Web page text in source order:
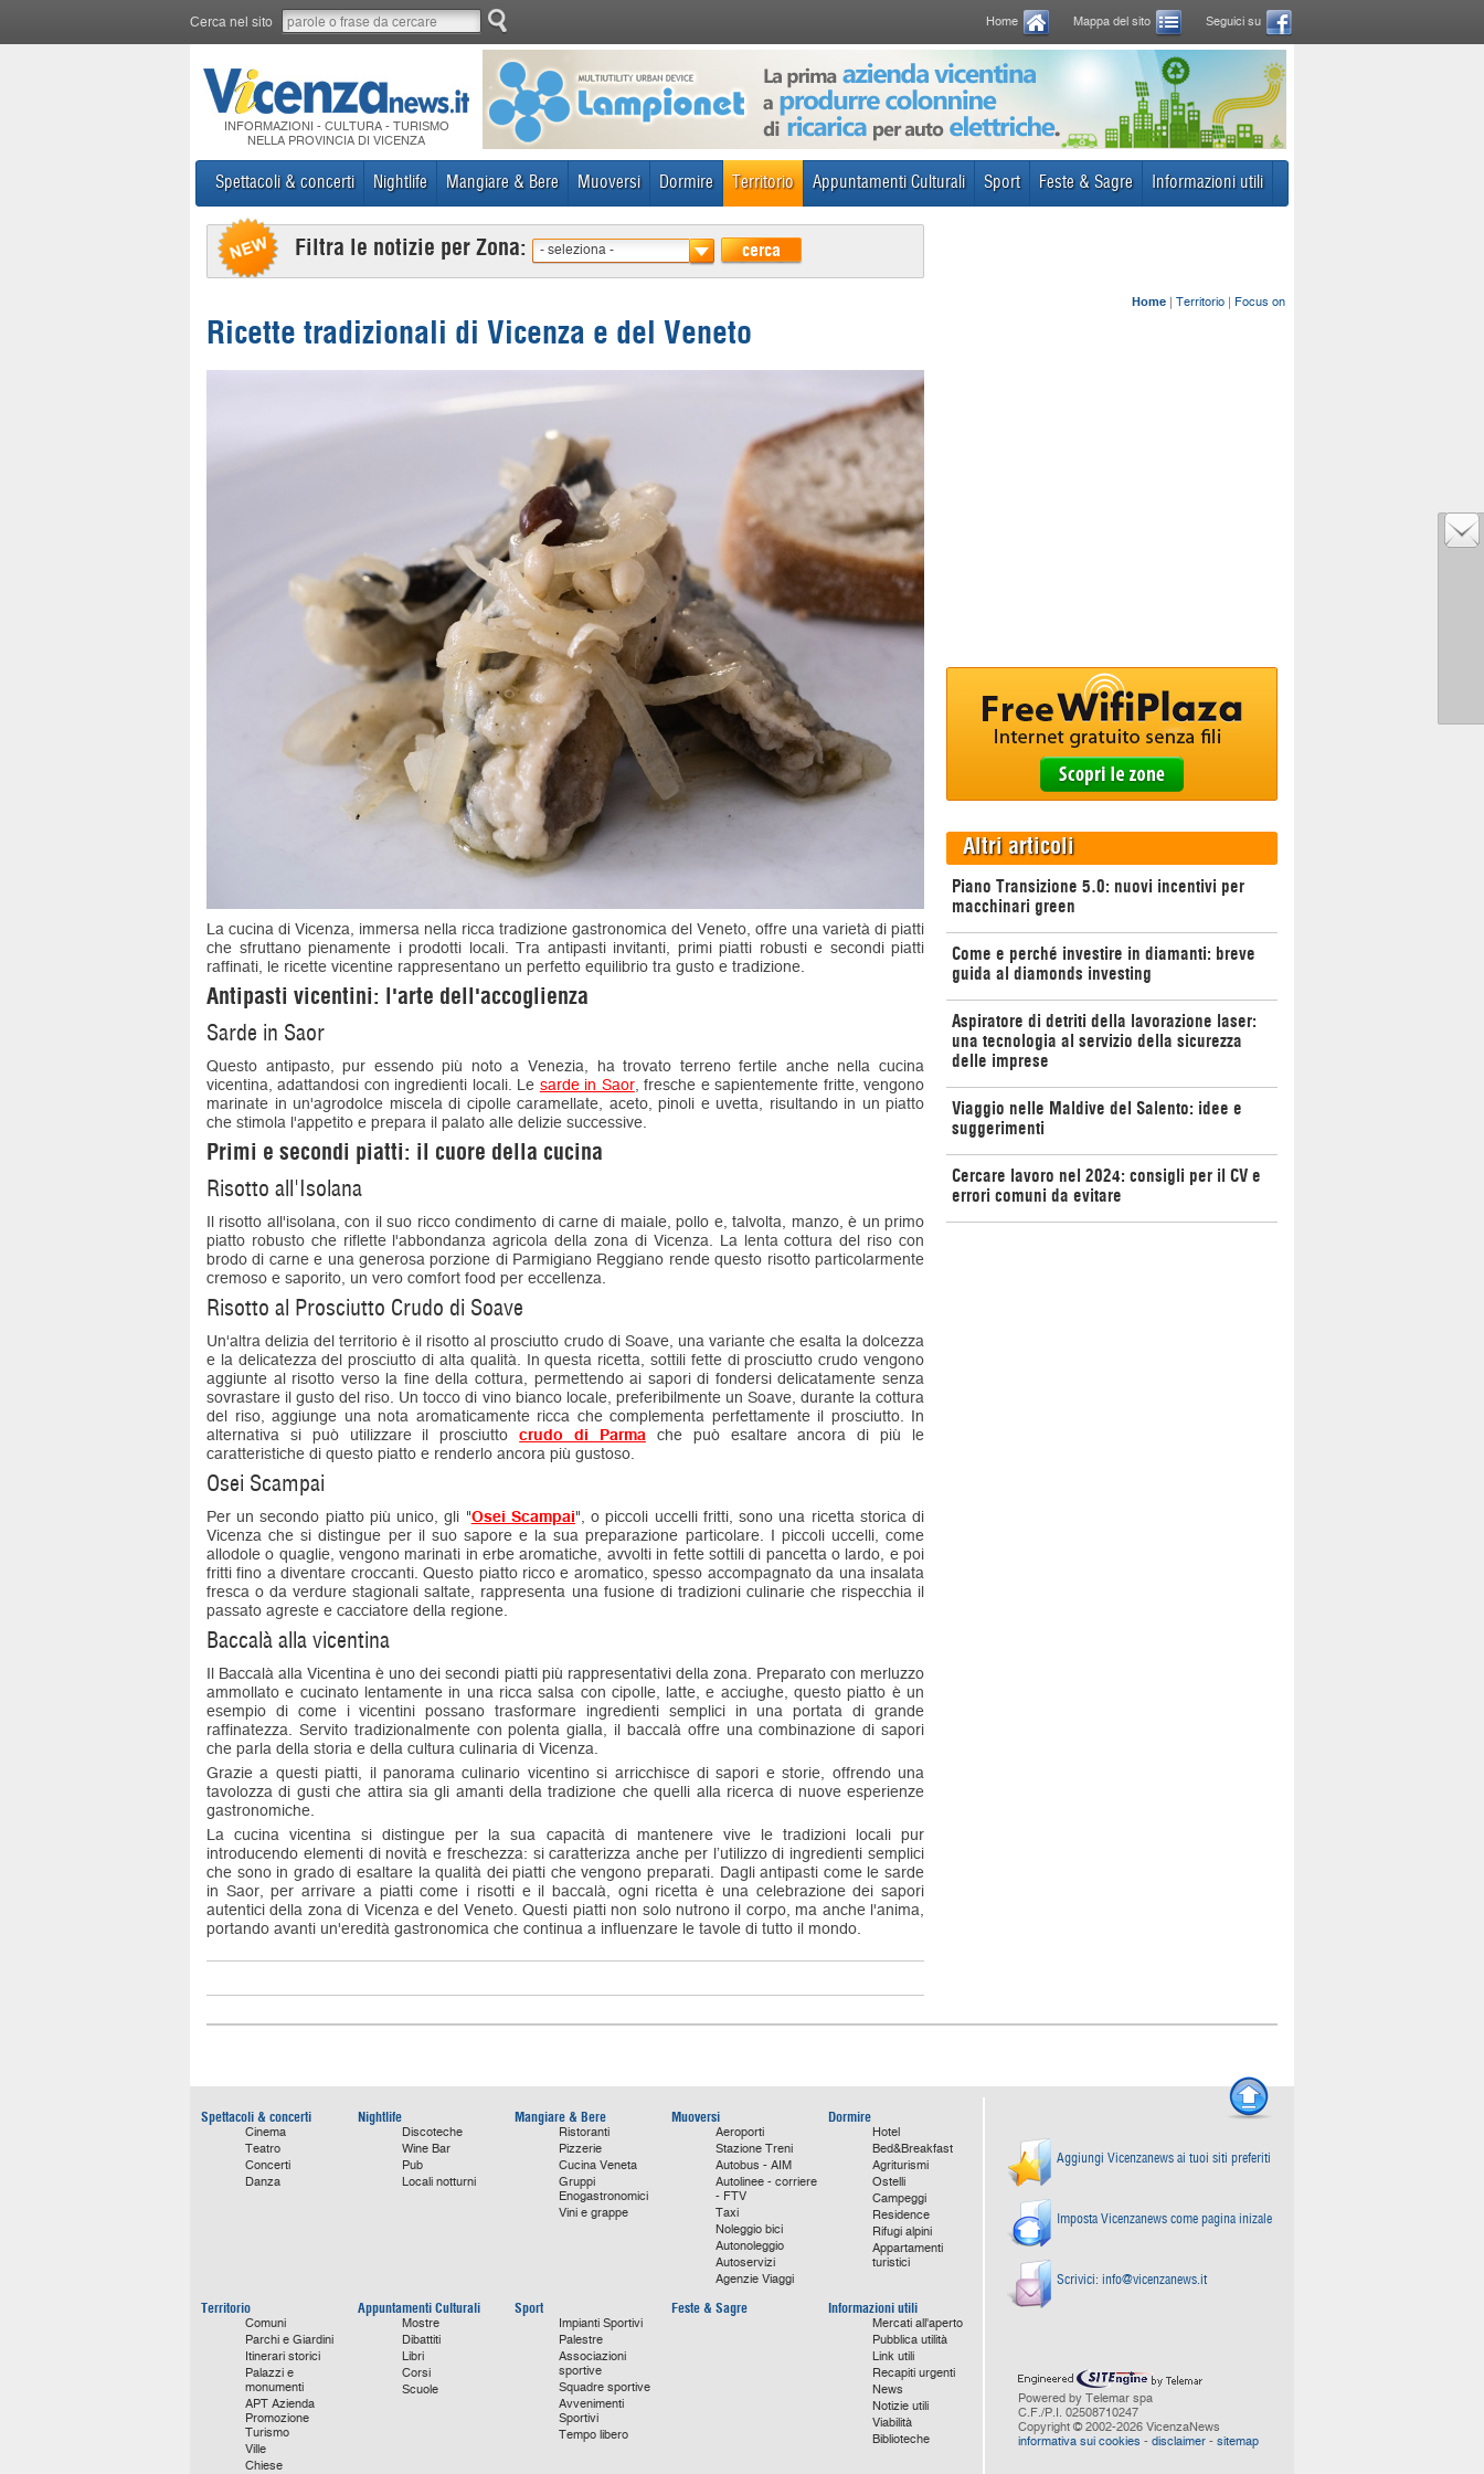
Cerca nel sito Home Mappa del sito Seguici su
INFORMAZIONI - CULTURA - TURISMO
NELLA PROVINCIA DI VICENZA
Spettacoli & concerti Nightlife Mangiare & Bere Muoversi Dormire Territorio Appuntamenti Culturali Sport Feste & Sagre Informazioni utili
Filtra le notizie per Zona: - seleziona - cerca
Home | Territorio | Focus on
Ricette tradizionali di Vicenza e del Veneto
La cucina di Vicenza, immersa nella ricca tradizione gastronomica del Veneto, offre una varietà di piatti
che sfruttano pienamente i prodotti locali. Tra antipasti invitanti, primi piatti robusti e secondi piatti
raffinati, le ricette vicentine rappresentano un perfetto equilibrio tra gusto e tradizione.
Antipasti vicentini: l'arte dell'accoglienza
Sarde in Saor
Questo antipasto, pur essendo più noto a Venezia, ha trovato terreno fertile anche nella cucina
vicentina, adattandosi con ingredienti locali. Le sarde in Saor, fresche e sapientemente fritte, vengono
marinate in un'agrodolce miscela di cipolle caramellate, aceto, pinoli e uvetta, risultando in un piatto
che stimola l'appetito e prepara il palato alle delizie successive.
Primi e secondi piatti: il cuore della cucina
Risotto all'Isolana
Il risotto all'isolana, con il suo ricco condimento di carne di maiale, pollo e, talvolta, manzo, è un primo
piatto robusto che riflette l'abbondanza agricola della zona di Vicenza. La lenta cottura del riso con
brodo di carne e una generosa porzione di Parmigiano Reggiano rende questo risotto particolarmente
cremoso e saporito, un vero comfort food per eccellenza.
Risotto al Prosciutto Crudo di Soave
Un'altra delizia del territorio è il risotto al prosciutto crudo di Soave, una variante che esalta la dolcezza
e la delicatezza del prosciutto di alta qualità. In questa ricetta, sottili fette di prosciutto crudo vengono
aggiunte al risotto verso la fine della cottura, permettendo ai sapori di fondersi delicatamente senza
sovrastare il gusto del riso. Un tocco di vino bianco locale, preferibilmente un Soave, durante la cottura
del riso, aggiunge una nota aromaticamente ricca che complementa perfettamente il prosciutto. In
alternativa si può utilizzare il prosciuttocrudo di Parmache può esaltare ancora di più le
caratteristiche di questo piatto e renderlo ancora più gustoso.
Osei Scampai
Per un secondo piatto più unico, gli "Osei Scampai", o piccoli uccelli fritti, sono una ricetta storica di
Vicenza che si distingue per il suo sapore e la sua preparazione particolare. I piccoli uccelli, come
allodole o quaglie, vengono marinati in erbe aromatiche, avvolti in fette sottili di pancetta o lardo, e poi
fritti fino a diventare croccanti. Questo piatto ricco e aromatico, spesso accompagnato da una insalata
fresca o da verdure stagionali saltate, rappresenta una fusione di tradizioni culinarie che rispecchia il
passato agreste e cacciatore della regione.
Baccalà alla vicentina
Il Baccalà alla Vicentina è uno dei secondi piatti più rappresentativi della zona. Preparato con merluzzo
ammollato e cucinato lentamente in una ricca salsa con cipolle, latte, e acciughe, questo piatto è un
esempio di come i vicentini possano trasformare ingredienti semplici in una portata di grande
raffinatezza. Servito tradizionalmente con polenta gialla, il baccalà offre una combinazione di sapori
che parla della storia e della cultura culinaria di Vicenza.
Grazie a questi piatti, il panorama culinario vicentino si arricchisce di sapori e storie, offrendo una
tavolozza di gusti che attira sia gli amanti della tradizione che quelli alla ricerca di nuove esperienze
gastronomiche.
La cucina vicentina si distingue per la sua capacità di mantenere vive le tradizioni locali pur
introducendo elementi di novità e freschezza: si caratterizza anche per l’utilizzo di ingredienti semplici
che sono in grado di esaltare la qualità dei piatti che vengono preparati. Dagli antipasti come le sarde
in Saor, per arrivare a piatti come i risotti e il baccalà, ogni ricetta è una celebrazione dei sapori
autentici della zona di Vicenza e del Veneto. Questi piatti non solo nutrono il corpo, ma anche l'anima,
portando avanti un'eredità gastronomica che continua a influenzare le tavole di tutto il mondo.
Altri articoli
Piano Transizione 5.0: nuovi incentivi per
macchinari green
Come e perché investire in diamanti: breve
guida al diamonds investing
Aspiratore di detriti della lavorazione laser:
una tecnologia al servizio della sicurezza
delle imprese
Viaggio nelle Maldive del Salento: idee e
suggerimenti
Cercare lavoro nel 2024: consigli per il CV e
errori comuni da evitare
Spettacoli & concerti
Cinema
Teatro
Concerti
Danza
Nightlife
Discoteche
Wine Bar
Pub
Locali notturni
Mangiare & Bere
Ristoranti
Pizzerie
Cucina Veneta
Gruppi
Enogastronomici
Vini e grappe
Muoversi
Aeroporti
Stazione Treni
Autobus - AIM
Autolinee - corriere
- FTV
Taxi
Noleggio bici
Autonoleggio
Autoservizi
Agenzie Viaggi
Dormire
Hotel
Bed&Breakfast
Agriturismi
Ostelli
Campeggi
Residence
Rifugi alpini
Appartamenti
turistici
Territorio
Comuni
Parchi e Giardini
Itinerari storici
Palazzi e
monumenti
APT Azienda
Promozione
Turismo
Ville
Chiese
Appuntamenti Culturali
Mostre
Dibattiti
Libri
Corsi
Scuole
Sport
Impianti Sportivi
Palestre
Associazioni
sportive
Squadre sportive
Avvenimenti
Sportivi
Tempo libero
Feste & Sagre Informazioni utili
Mercati all'aperto
Pubblica utilità
Link utili
Recapiti urgenti
News
Notizie utili
Viabilità
Biblioteche
Aggiungi Vicenzanews ai tuoi siti preferiti
Imposta Vicenzanews come pagina inizale
Scrivici: info@vicenzanews.it
Powered by Telemar spa
C.F./P.I. 02508710247
Copyright © 2002-2026 VicenzaNews
informativa sui cookies - disclaimer - sitemap